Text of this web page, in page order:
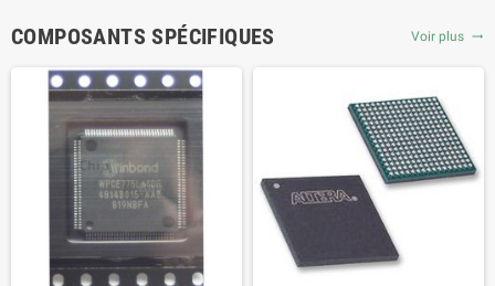
COMPOSANTS SPÉCIFIQUES Voir plus trending_flat